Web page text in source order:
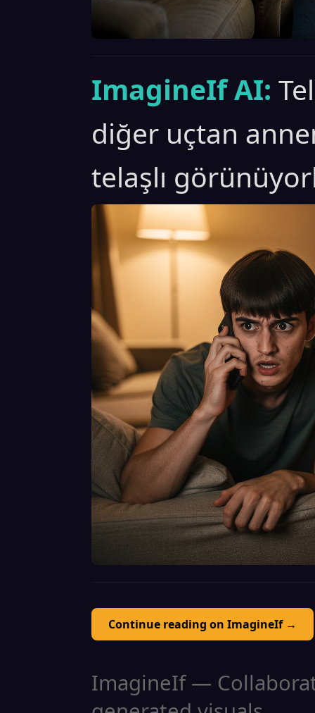
ImagineIf AI:
diğer uçtan
telaşlı
Continue reading on ImagineIf →
ImagineIf —